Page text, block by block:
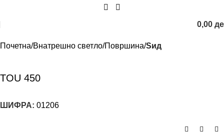
0,00
Почетна Внатрешно светло Површина Sид
TOU 450
ШИФРА: 01206